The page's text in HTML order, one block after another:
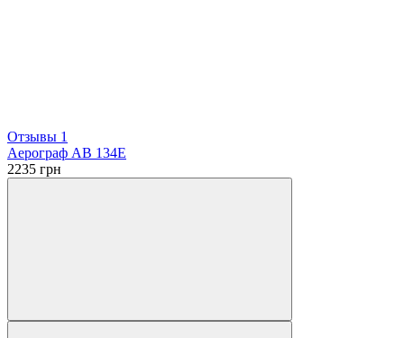
Отзывы 1
Аерограф АВ 134Е
2235 грн